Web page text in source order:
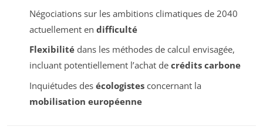
Négociations sur les ambitions climatiques de 2040
actuellement en difficulté
Flexibilitédans les méthodes de calcul envisagée,
incluant potentiellement l’achat de crédits carbone
Inquiétudes des écologistesconcernant la
mobilisation européenne